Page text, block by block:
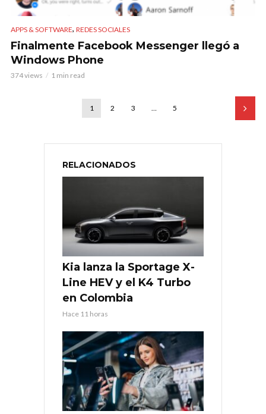
APPS & SOFTWARE, REDES SOCIALES
Finalmente Facebook Messenger llegó a
Windows Phone
374 views 1 min read
1 2 3 … 5
RELACIONADOS
Kia lanza la Sportage X-
Line HEV y el K4 Turbo
en Colombia
Hace 11 horas